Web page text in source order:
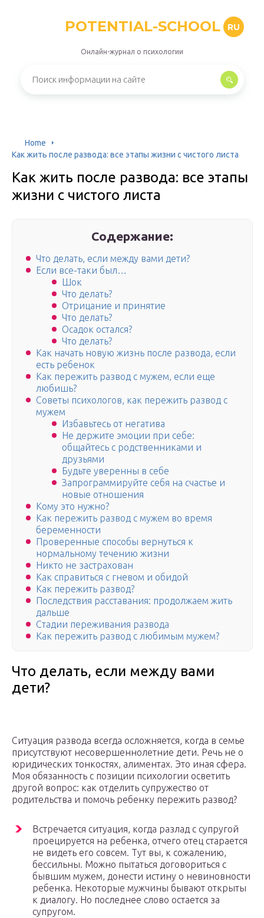
POTENTIAL-SCHOOL RU
Онлайн-журнал о психологии
Home
Как жить после развода: все этапы жизни с чистого листа
Как жить после развода: все этапы
жизни с чистого листа
Содержание:
Что делать, если между вами дети?
Если все-таки был…
Шок
Что делать?
Отрицание и принятие
Что делать?
Осадок остался?
Что делать?
Как начать новую жизнь после развода, если
есть ребенок
Как пережить развод с мужем, если еще
любишь?
Советы психологов, как пережить развод с
мужем
Избавьтесь от негатива
Не держите эмоции при себе:
общайтесь с родственниками и
друзьями
Будьте уверенны в себе
Запрограммируйте себя на счастье и
новые отношения
Кому это нужно?
Как пережить развод с мужем во время
беременности
Проверенные способы вернуться к
нормальному течению жизни
Никто не застрахован
Как справиться с гневом и обидой
Как пережить развод?
Последствия расставания: продолжаем жить
дальше
Стадии переживания развода
Как пережить развод с любимым мужем?
Что делать, если между вами
дети?
Ситуация развода всегда осложняется, когда в семье
присутствуют несовершеннолетние дети. Речь не о
юридических тонкостях, алиментах. Это иная сфера.
Моя обязанность с позиции психологии осветить
другой вопрос: как отделить супружество от
родительства и помочь ребенку пережить развод?
Встречается ситуация, когда разлад с супругой
проецируется на ребенка, отчего отец старается
не видеть его совсем. Тут вы, к сожалению,
бессильны. Можно пытаться договориться с
бывшим мужем, донести истину о невиновности
ребенка. Некоторые мужчины бывают открыты
к диалогу. Но последнее слово остается за
супругом.